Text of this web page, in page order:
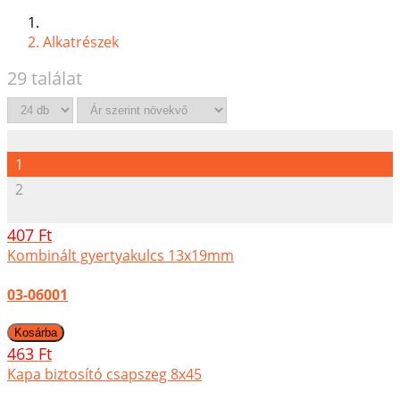
Alkatrészek
29 találat
1
2
407 Ft
Kombinált gyertyakulcs 13x19mm
03-06001
463 Ft
Kapa biztosító csapszeg 8x45